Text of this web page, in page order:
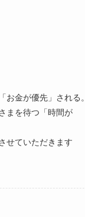
お金が優先」される。
まを待つ「時間が
せていただきます